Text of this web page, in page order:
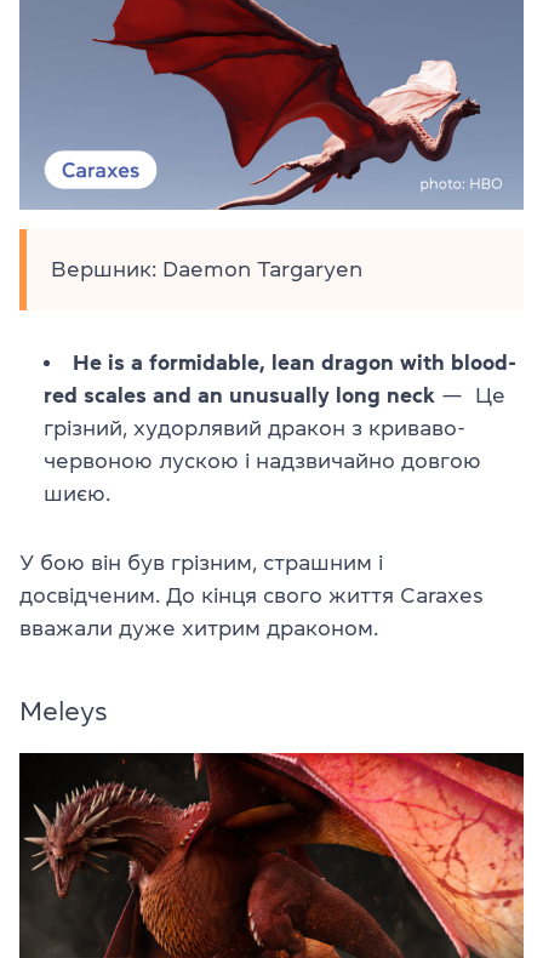
Вершник: Daemon Targaryen
He is a formidable, lean dragon with blood-
red scales and an unusually long neck — Це
грізний, худорлявий дракон з криваво-
червоною лускою і надзвичайно довгою
шиєю.
У бою він був грізним, страшним і
досвідченим. До кінця свого життя Caraxes
вважали дуже хитрим драконом.
Meleys